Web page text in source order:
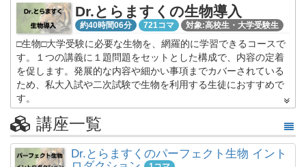
Dr.とらますくの生物導入
約40時間06分 721コマ 対象:高校生・大学受験生
□生物□大学受験に必要な生物を、網羅的に学習できるコースで
す。１つの講義に１題問題をセットとした構成で、内容の定着
を促します。発展的な内容や細かい事項までカバーされている
ため、私大入試や二次試験で生物を利用する生徒におすすめで
す。
講座一覧
Dr.とらますくのパーフェクト生物 イント